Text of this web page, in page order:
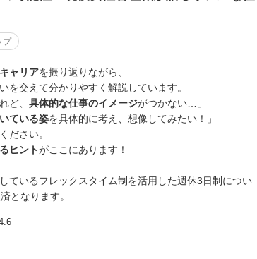
プ
ャリアを振り返りながら、
を交えて分かりやすく解説しています。
ど、 具体的な仕事のイメージがつかない…」
ている姿を具体的に考え、想像してみたい！」
ださい。
ヒントがここにあります！
ているフレックスタイム制を活用した週休3日制につい
となります。